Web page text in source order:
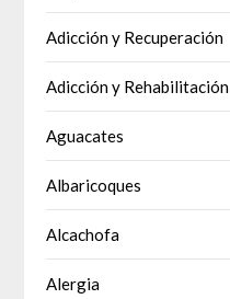
Adicción y Recuperación
Adicción y Rehabilitación
Aguacates
Albaricoques
Alcachofa
Alergia